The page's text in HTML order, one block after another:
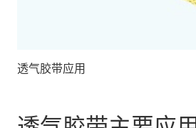
透气胶带应用